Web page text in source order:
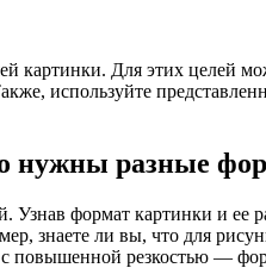
картинки. Для этих целей
используйте
нужны разные
Узнав формат картинки и ее
знаете ли вы, что для
с повышенной резкостью —